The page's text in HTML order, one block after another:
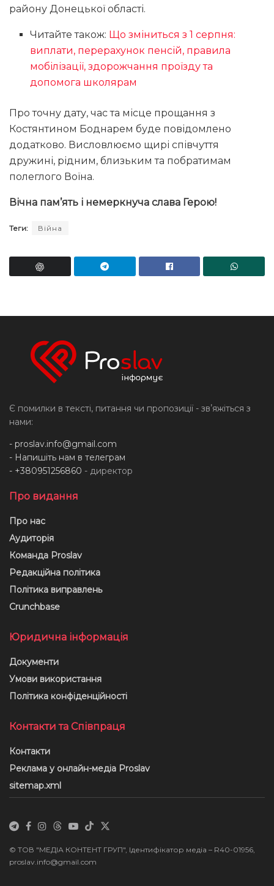
району Донецької області.
Читайте також: Що зміниться з 1 серпня:
виплати, перерахунок пенсій, правила
мобілізації, здорожчання проїзду та
допомога школярам
Про точну дату, час та місце прощання з
Костянтином Боднарем буде повідомлено
додатково. Висловлюємо щирі співчуття
дружині, рідним, близьким та побратимам
полеглого Воїна.
Вічна пам’ять і немеркнуча слава Герою!
Теги: Війна
Є помилки в тексті, питання чи пропозиції - звʼяжіться з
нами:
- proslav.info@gmail.com
- Напишіть нам в телеграм
- +380951256860 - директор
Про видання
Про нас
Аудиторія
Команда Proslav
Редакційна політика
Політика виправлень
Crunchbase
Юридична інформація
Документи
Умови використання
Політика конфіденційності
Контакти та Співпраця
Контакти
Реклама у онлайн-медіа Proslav
sitemap.xml
© ТОВ "МЕДІА КОНТЕНТ ГРУП", Ідентифікатор медіа – R40-01956,
proslav.info@gmail.com